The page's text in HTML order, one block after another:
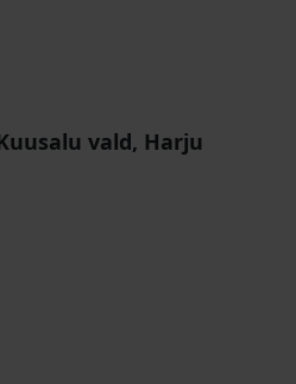
vald, Harju